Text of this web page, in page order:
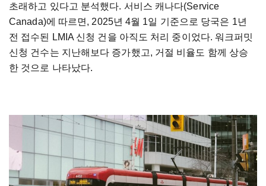
초래하고 있다고 분석했다. 서비스 캐나다(Service
Canada)에 따르면, 2025년 4월 1일 기준으로 당국은 1년
전 접수된 LMIA 신청 건을 아직도 처리 중이었다. 워크퍼밋
신청 건수는 지난해보다 증가했고, 거절 비율도 함께 상승
한 것으로 나타났다.